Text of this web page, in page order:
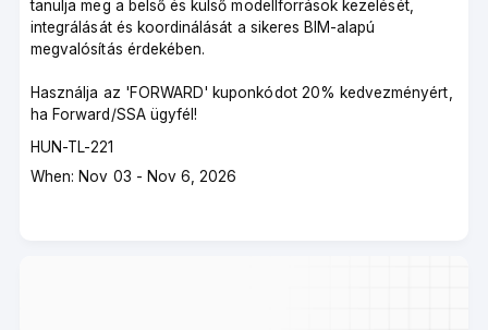
tanulja meg a belső és külső modellforrások kezelését,
integrálását és koordinálását a sikeres BIM-alapú
megvalósítás érdekében.
Használja az 'FORWARD' kuponkódot 20% kedvezményért,
ha Forward/SSA ügyfél!
Course
code
HUN-TL-221
Course
When: Nov 03 - Nov 6, 2026